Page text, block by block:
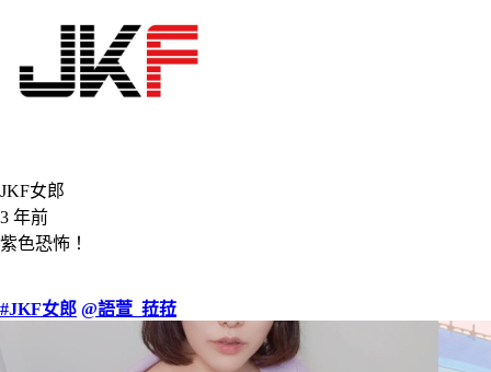
JKF女郎
3 年前
紫色恐怖！
#JKF女郎 @語萱_菈菈